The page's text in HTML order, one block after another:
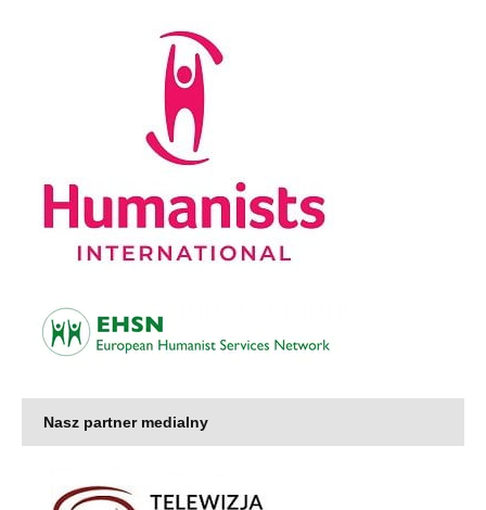
Nasz partner medialny